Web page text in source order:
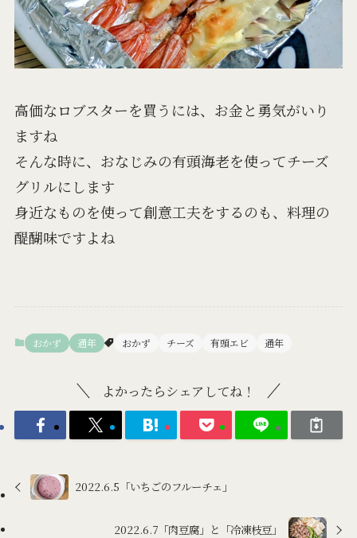
高価なロブスターを買うには、お金と勇気がいり
ますね
そんな時に、おなじみの有頭海老を使ってチーズ
グリルにします
身近なものを使って創意工夫をするのも、料理の
醍醐味ですよね
おかず 通年 おかず チーズ 有頭エビ 通年
よかったらシェアしてね！
2022.6.5「いちごのフルーチェ」
2022.6.7「肉豆腐」と「冷凍枝豆」